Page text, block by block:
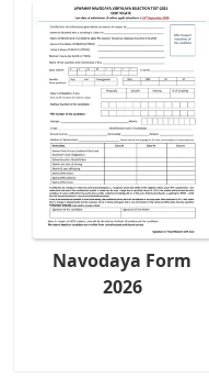
Navodaya Form
2026